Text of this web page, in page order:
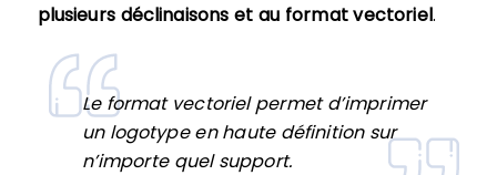
plusieurs déclinaisons et au format vectoriel.
Le format vectoriel permet d’imprimer
un logotype en haute définition sur
n’importe quel support.